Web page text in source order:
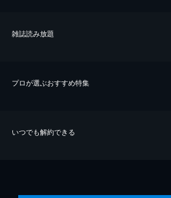
雑誌読み放題
プロが選ぶおすすめ特集
いつでも解約できる